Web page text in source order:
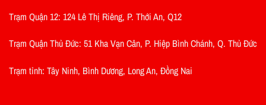
Trạm Quận 12: 124 Lê Thị Riêng, P. Thới An, Q12
Trạm Quận Thủ Đức: 51 Kha Vạn Cân, P. Hiệp Bình Chánh, Q. Thủ Đức
Trạm tỉnh: Tây Ninh, Bình Dương, Long An, Đồng Nai